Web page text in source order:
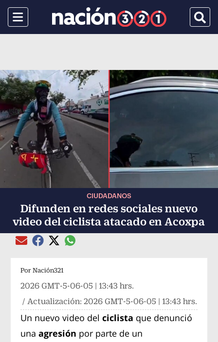
Menu
CIUDADANOS
Difunden en redes sociales nuevo
video del ciclista atacado en Acoxpa
Compartir el artículo actual mediante Email
Compartir el artículo actual mediante Facebook
Compartir el artículo actual mediante Twitter
Compartir el artículo actual mediante
Por Nación321
2026 GMT-5-06-05 | 13:43 hrs.
/ Actualización:2026 GMT-5-06-05 | 13:43 hrs.
Un nuevo video delciclista que denunció
una agresión por parte de un